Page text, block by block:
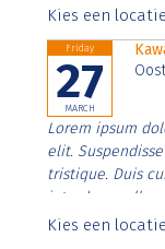
Aenean
Kies een
Friday
27
MARCH
Lorem ipsum
elit.
tristique. Duis
interdum nulla,
Aenean
Kies een